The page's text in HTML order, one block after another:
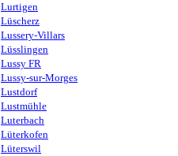
Lurtigen
Lüscherz
Lussery-Villars
Lüsslingen
Lussy FR
Lussy-sur-Morges
Lustdorf
Lustmühle
Luterbach
Lüterkofen
Lüterswil